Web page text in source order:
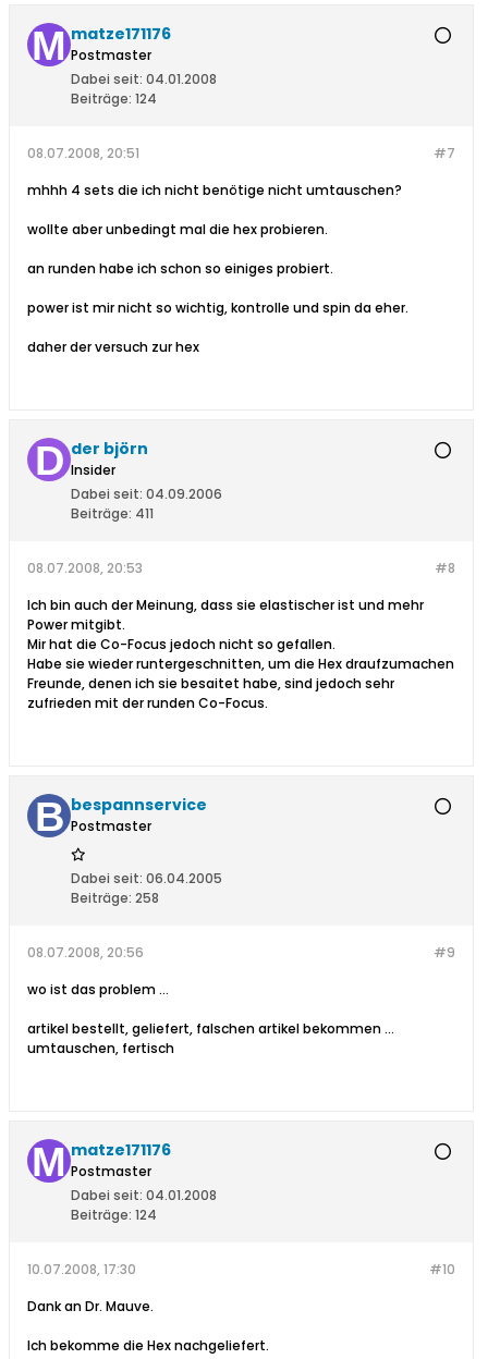
matze171176
Postmaster
Dabei seit: 04.01.2008
Beiträge: 124
#7
08.07.2008, 20:51
mhhh 4 sets die ich nicht benötige nicht umtauschen?
wollte aber unbedingt mal die hex probieren.
an runden habe ich schon so einiges probiert.
power ist mir nicht so wichtig, kontrolle und spin da eher.
daher der versuch zur hex
der björn
Insider
Dabei seit: 04.09.2006
Beiträge: 411
#8
08.07.2008, 20:53
Ich bin auch der Meinung, dass sie elastischer ist und mehr
Power mitgibt.
Mir hat die Co-Focus jedoch nicht so gefallen.
Habe sie wieder runtergeschnitten, um die Hex draufzumachen
Freunde, denen ich sie besaitet habe, sind jedoch sehr
zufrieden mit der runden Co-Focus.
bespannservice
Postmaster
Dabei seit: 06.04.2005
Beiträge: 258
#9
08.07.2008, 20:56
wo ist das problem ...
artikel bestellt, geliefert, falschen artikel bekommen ...
umtauschen, fertisch
matze171176
Postmaster
Dabei seit: 04.01.2008
Beiträge: 124
#10
10.07.2008, 17:30
Dank an Dr. Mauve.
Ich bekomme die Hex nachgeliefert.